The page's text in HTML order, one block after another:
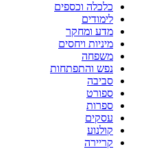
כלכלה וכספים
לימודים
מדע ומחקר
מיניות ויחסים
משפחה
נפש והתפתחות
סביבה
ספורט
ספרות
עסקים
קולנוע
קריירה